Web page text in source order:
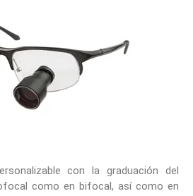
con la graduación del
como en bifocal, así como en